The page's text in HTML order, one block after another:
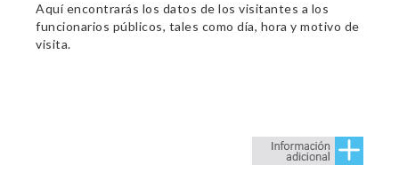
Aquí encontrarás los datos de los visitantes a los
funcionarios públicos, tales como día, hora y motivo de
visita.